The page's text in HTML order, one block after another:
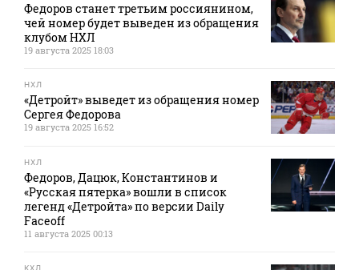
Федоров станет третьим россиянином,
чей номер будет выведен из обращения
клубом НХЛ
19 августа 2025 18:03
НХЛ
«Детройт» выведет из обращения номер
Сергея Федорова
19 августа 2025 16:52
НХЛ
Федоров, Дацюк, Константинов и
«Русская пятерка» вошли в список
легенд «Детройта» по версии Daily
Faceoff
11 августа 2025 00:13
КХЛ